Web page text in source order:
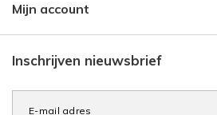
Mijn account
Inschrijven nieuwsbrief